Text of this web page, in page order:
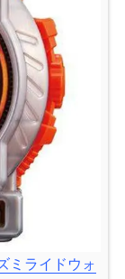
ミライドウォ